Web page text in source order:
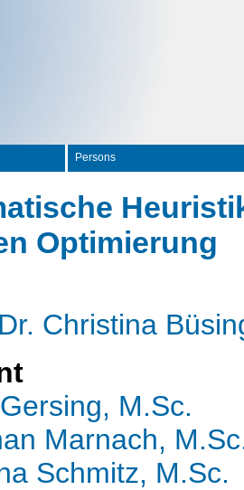
Persons
Optimierung
Christina
M.Sc.
Marnach,
Schmitz, M.Sc.